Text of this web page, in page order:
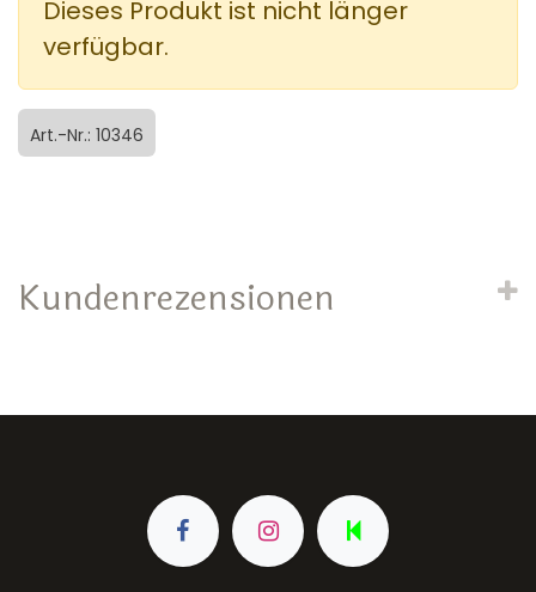
Dieses Produkt ist nicht länger
verfügbar.
Art.-Nr.: 10346
Kundenrezensionen